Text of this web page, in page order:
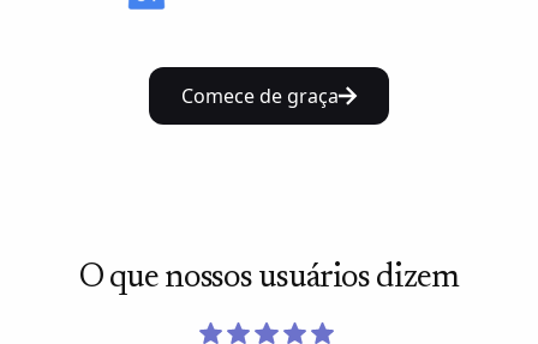
Comece de graça
O que nossos usuários dizem